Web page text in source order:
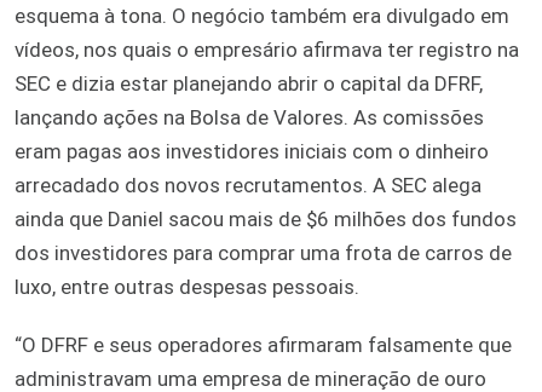
esquema à tona. O negócio também era divulgado em
vídeos, nos quais o empresário afirmava ter registro na
SEC e dizia estar planejando abrir o capital da DFRF,
lançando ações na Bolsa de Valores. As comissões
eram pagas aos investidores iniciais com o dinheiro
arrecadado dos novos recrutamentos. A SEC alega
ainda que Daniel sacou mais de $6 milhões dos fundos
dos investidores para comprar uma frota de carros de
luxo, entre outras despesas pessoais.
“O DFRF e seus operadores afirmaram falsamente que
administravam uma empresa de mineração de ouro